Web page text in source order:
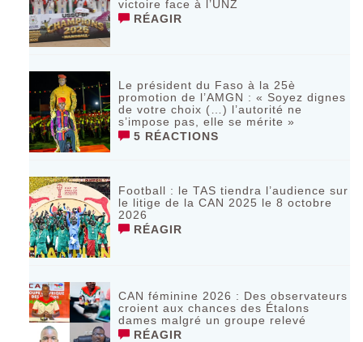
victoire face à l’UNZ
RÉAGIR
Le président du Faso à la 25è
promotion de l’AMGN : « Soyez dignes
de votre choix (…) l’autorité ne
s’impose pas, elle se mérite »
5 RÉACTIONS
Football : le TAS tiendra l’audience sur
le litige de la CAN 2025 le 8 octobre
2026
RÉAGIR
CAN féminine 2026 : Des observateurs
croient aux chances des Étalons
dames malgré un groupe relevé
RÉAGIR